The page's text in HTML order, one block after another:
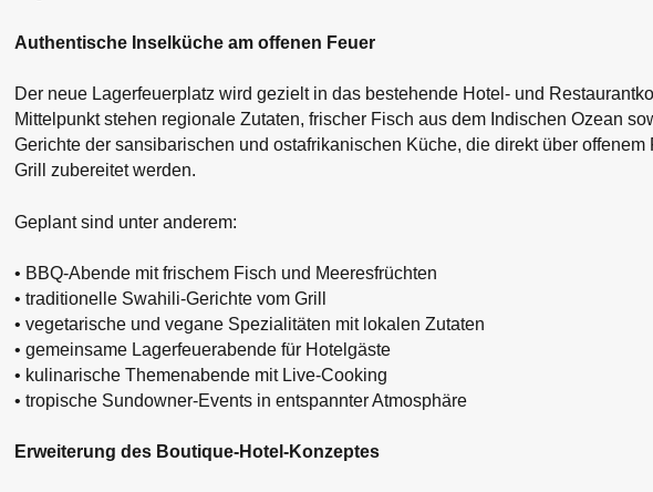
Authentische Inselküche am offenen Feuer
Der neue Lagerfeuerplatz wird gezielt in das bestehende Hotel- und
Mittelpunkt stehen regionale Zutaten, frischer Fisch aus dem Indischen Ozean
Gerichte der sansibarischen und ostafrikanischen Küche, die direkt über offenem
Grill zubereitet werden.
Geplant sind unter anderem:
• BBQ-Abende mit frischem Fisch und Meeresfrüchten
• traditionelle Swahili-Gerichte vom Grill
• vegetarische und vegane Spezialitäten mit lokalen Zutaten
• gemeinsame Lagerfeuerabende für Hotelgäste
• kulinarische Themenabende mit Live-Cooking
• tropische Sundowner-Events in entspannter Atmosphäre
Erweiterung des Boutique-Hotel-Konzeptes